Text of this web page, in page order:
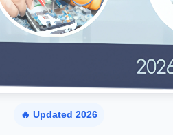
🔥 Updated 2026